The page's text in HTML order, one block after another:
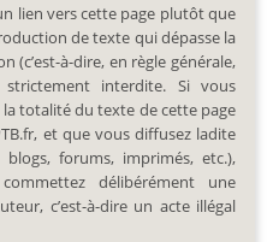
lien vers cette page plutôt que
de texte qui dépasse la
(c’est-à-dire, en règle générale,
interdite. Si vous
totalité du texte de cette page
et que vous diffusez ladite
forums, imprimés, etc.),
délibérément une
c’est-à-dire un acte illégal